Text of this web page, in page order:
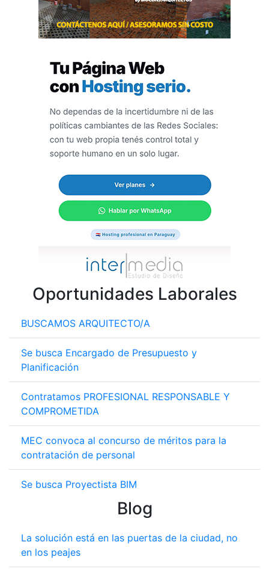
Oportunidades Laborales
BUSCAMOS ARQUITECTO/A
Se busca Encargado de Presupuesto y
Planificación
Contratamos PROFESIONAL RESPONSABLE Y
COMPROMETIDA
MEC convoca al concurso de méritos para la
contratación de personal
Se busca Proyectista BIM
Blog
La solución está en las puertas de la ciudad, no
en los peajes